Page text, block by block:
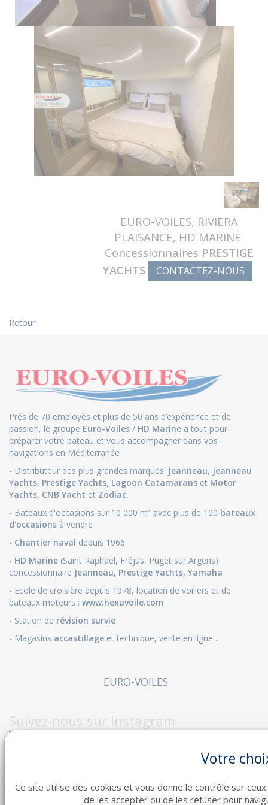
EURO-VOILES, RIVIERA
PLAISANCE, HD MARINE
Concessionnaires PRESTIGE
YACHTS
CONTACTEZ-NOUS
Retour
Près de 70 employés et plus de 50 ans d’expérience et de
passion, le groupe Euro-Voiles / HD Marine a tout pour
préparer votre bateau et vous accompagner dans vos
navigations en Méditerranée :
- Distributeur des plus grandes marques: Jeanneau, Jeanneau
Yachts, Prestige Yachts, Lagoon Catamarans et Motor
Yachts, CNB Yacht et Zodiac.
- Bateaux d'occasions sur 10 000 m² avec plus de 100 bateaux
d'occasions à vendre
- Chantier naval depuis 1966
- HD Marine (Saint Raphaël, Fréjus, Puget sur Argens)
concessionnaire Jeanneau, Prestige Yachts, Yamaha
- Ecole de croisière depuis 1978, location de voiliers et de
bateaux moteurs : www.hexavoile.com
- Station de révision survie
- Magasins accastillage et technique, vente en ligne ...
EURO-VOILES
Suivez-nous sur Instagram
Contactez-nous
Votre
Ce site utilise des cookies et vous donne le contrôle sur
de les accepter ou de les refuser pour